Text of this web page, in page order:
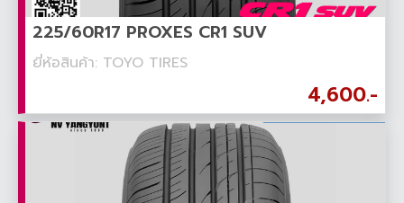
225/60R17 PROXES CR1 SUV
ยี่ห้อสินค้า: TOYO TIRES
4,600.-